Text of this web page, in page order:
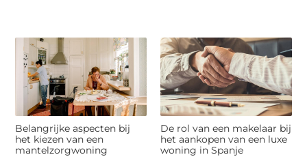
Belangrijke aspecten bij
het kiezen van een
mantelzorgwoning
De rol van een makelaar bij
het aankopen van een luxe
woning in Spanje